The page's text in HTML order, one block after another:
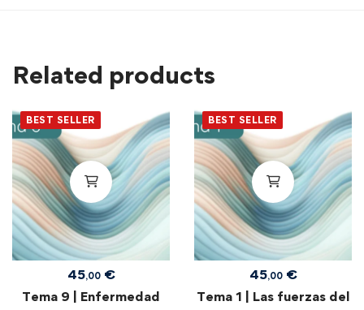
Related products
BEST SELLER
45,00 €
Tema 9 | Enfermedad
BEST SELLER
45,00 €
Tema 1 | Las fuerzas del